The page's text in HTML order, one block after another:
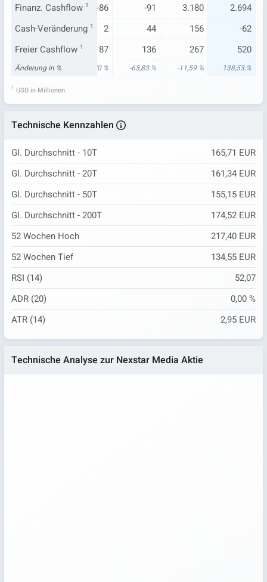
Finanz. Cashflow 1
-238 -86 -91 3.180
2.694
Cash-Veränderung 1
-19 2 44 156
-62
Freier Cashflow 1
218 87 136 267 520
Änderung in %
56,83 % -75,70 % -63,83 % -11,59 % 138,53 %
1 USD in Millionen
Technische Kennzahlen
Gl. Durchschnitt - 10T
165,71 EUR
Gl. Durchschnitt - 20T
161,34 EUR
Gl. Durchschnitt - 50T
155,15 EUR
Gl. Durchschnitt - 200T
174,52 EUR
52 Wochen Hoch
217,40 EUR
52 Wochen Tief
134,55 EUR
RSI (14)
52,07
ADR (20)
0,00 %
ATR (14)
2,95 EUR
Technische Analyse zur Nexstar Media Aktie